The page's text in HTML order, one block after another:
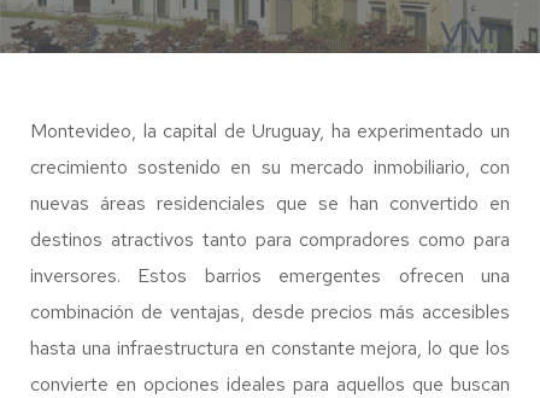
Montevideo, la capital de Uruguay, ha experimentado un
crecimiento sostenido en su mercado inmobiliario, con
nuevas áreas residenciales que se han convertido en
destinos atractivos tanto para compradores como para
inversores. Estos barrios emergentes ofrecen una
combinación de ventajas, desde precios más accesibles
hasta una infraestructura en constante mejora, lo que los
convierte en opciones ideales para aquellos que buscan